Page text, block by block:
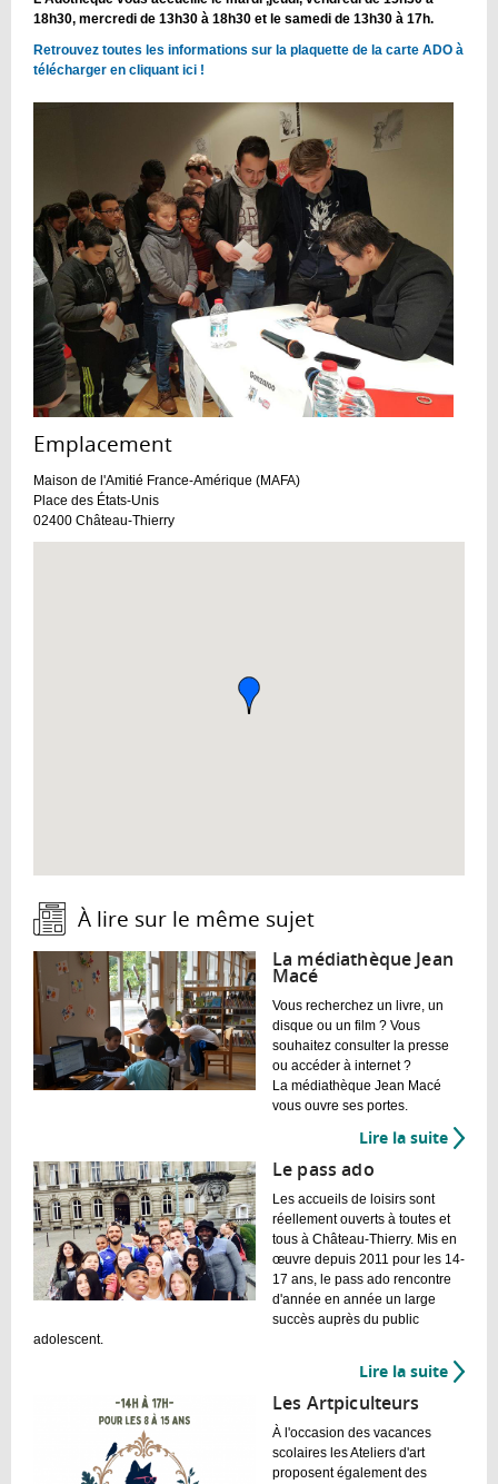
18h30, mercredi de 13h30 à 18h30 et le samedi de 13h30 à 17h.
Retrouvez toutes les informations sur la plaquette de la carte ADO à
télécharger en cliquant ici !
Emplacement :
Maison de l'Amitié France-Amérique (MAFA)
Place des États-Unis
02400 Château-Thierry
À lire sur le même sujet :
La médiathèque Jean
Macé
Vous recherchez un livre, un
disque ou un film ? Vous
souhaitez consulter la presse
ou accéder à internet ?
La médiathèque Jean Macé
vous ouvre ses portes.
Lire la suite de
Jean
Macé
Le pass ado
Les accueils de loisirs sont
réellement ouverts à toutes et
tous à Château-Thierry. Mis en
œuvre depuis 2011 pour les 14-
17 ans, le pass ado rencontre
d'année en année un large
succès auprès du public
adolescent.
Lire la suite de
Les Artpiculteurs
À l'occasion des vacances
scolaires les Ateliers d'art
proposent également des